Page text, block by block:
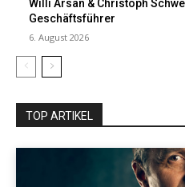
Willi Arsan & Christoph
Geschäftsführer
6. August 2026
TOP ARTIKEL